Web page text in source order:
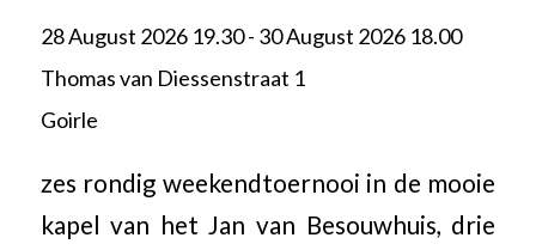
28 August 2026 19.30 - 30 August 2026 18.00
Thomas van Diessenstraat 1
Goirle
zes rondig weekendtoernooi in de mooie
kapel van het Jan van Besouwhuis, drie